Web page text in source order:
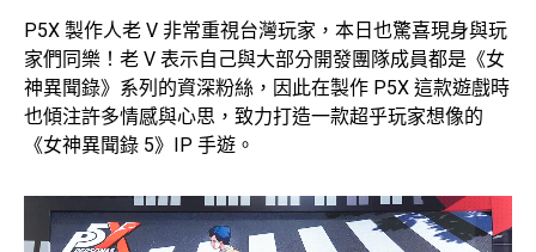
P5X 製作人老 V 非常重視台灣玩家，本日也驚喜現身與玩
家們同樂！老 V 表示自己與大部分開發團隊成員都是《女
神異聞錄》系列的資深粉絲，因此在製作 P5X 這款遊戲時
也傾注許多情感與心思，致力打造一款超乎玩家想像的
《女神異聞錄 5》IP 手遊。